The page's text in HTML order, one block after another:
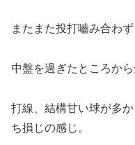
またまた投打嚙み合わ
中盤を過ぎたところか
打線、結構甘い球が多
ち損じの感じ。